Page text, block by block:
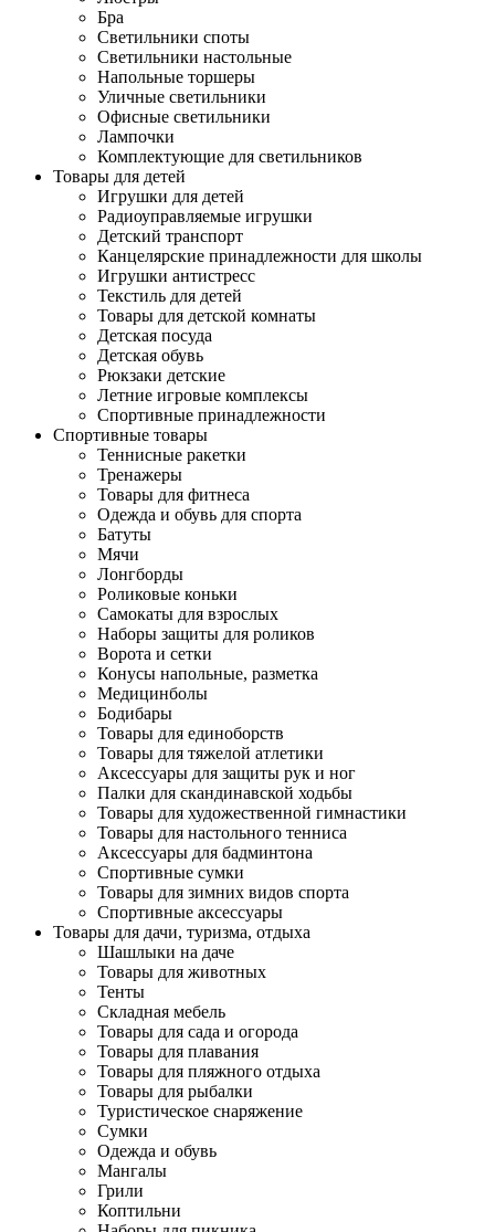
Бра
Светильники споты
Светильники настольные
Напольные торшеры
Уличные светильники
Офисные светильники
Лампочки
Комплектующие для светильников
Товары для детей
Игрушки для детей
Радиоуправляемые игрушки
Детский транспорт
Канцелярские принадлежности для школы
Игрушки антистресс
Текстиль для детей
Товары для детской комнаты
Детская посуда
Детская обувь
Рюкзаки детские
Летние игровые комплексы
Спортивные принадлежности
Спортивные товары
Теннисные ракетки
Тренажеры
Товары для фитнеса
Одежда и обувь для спорта
Батуты
Мячи
Лонгборды
Роликовые коньки
Самокаты для взрослых
Наборы защиты для роликов
Ворота и сетки
Конусы напольные, разметка
Медицинболы
Бодибары
Товары для единоборств
Товары для тяжелой атлетики
Аксессуары для защиты рук и ног
Палки для скандинавской ходьбы
Товары для художественной гимнастики
Товары для настольного тенниса
Аксессуары для бадминтона
Спортивные сумки
Товары для зимних видов спорта
Спортивные аксессуары
Товары для дачи, туризма, отдыха
Шашлыки на даче
Товары для животных
Тенты
Складная мебель
Товары для сада и огорода
Товары для плавания
Товары для пляжного отдыха
Товары для рыбалки
Туристическое снаряжение
Сумки
Одежда и обувь
Мангалы
Грили
Коптильни